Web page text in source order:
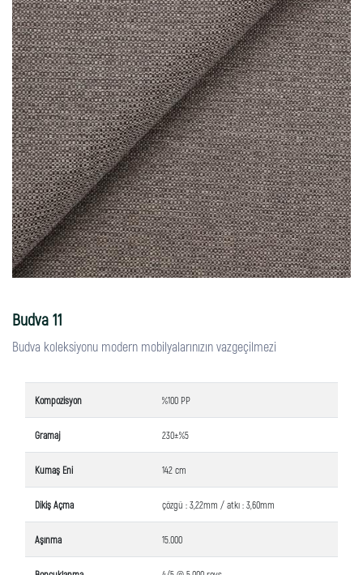
Budva 11
Budva koleksiyonu modern mobilyalarınızın vazgeçilmezi
Kompozisyon %100 PP
Gramaj 230±%5
Kumaş Eni 142 cm
Dikiş Açma çözgü : 3,22mm / atkı : 3,60mm
Aşınma 15.000